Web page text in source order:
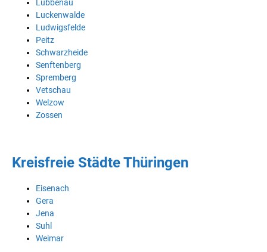
Lübbenau
Luckenwalde
Ludwigsfelde
Peitz
Schwarzheide
Senftenberg
Spremberg
Vetschau
Welzow
Zossen
Kreisfreie Städte Thüringen
Eisenach
Gera
Jena
Suhl
Weimar